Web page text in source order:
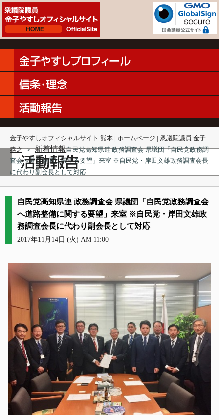
金子やすしオフィシャルサイト 熊本 | ホームページ | 衆議院議員 金子
恭之 ＞ 新着情報自民党高知県連 政務調査会 県議団「自民党政務調
査会へ道路整備に関する要望」来室 ※自民党・岸田文雄政務調査会長
に代わり副会長として対応
自民党高知県連 政務調査会 県議団「自民党政務調査会
へ道路整備に関する要望」来室 ※自民党・岸田文雄政
務調査会長に代わり副会長として対応
2017年11月14日 (火) AM 11:00